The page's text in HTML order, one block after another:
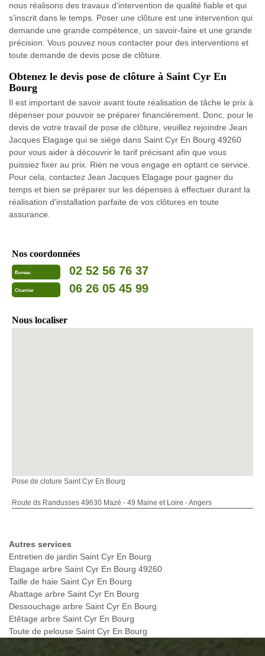
nous réalisons des travaux d’intervention de qualité fiable et qui
s’inscrit dans le temps. Poser une clôture est une intervention qui
demande une grande compétence, un savoir-faire et une grande
précision. Vous pouvez nous contacter pour des interventions et
toute demande de devis pose de clôture.
Obtenez le devis pose de clôture à Saint Cyr En
Bourg
Il est important de savoir avant toute réalisation de tâche le prix à
dépenser pour pouvoir se préparer financièrement. Donc, pour le
devis de votre travail de pose de clôture, veuillez rejoindre Jean
Jacques Elagage qui se siège dans Saint Cyr En Bourg 49260
pour vous aider à découvrir le tarif précisant afin que vous
puissiez fixer au prix. Rien ne vous engage en optant ce service.
Pour cela, contactez Jean Jacques Elagage pour gagner du
temps et bien se préparer sur les dépenses à effectuer durant la
réalisation d'installation parfaite de vos clôtures en toute
assurance.
Nos coordonnées
Bureau 02 52 56 76 37
Chantier 06 26 05 45 99
Nous localiser
Pose de cloture Saint Cyr En Bourg
Route ds Randusses 49630 Mazé - 49 Maine et Loire - Angers
Autres services
Entretien de jardin Saint Cyr En Bourg
Elagage arbre Saint Cyr En Bourg 49260
Taille de haie Saint Cyr En Bourg
Abattage arbre Saint Cyr En Bourg
Dessouchage arbre Saint Cyr En Bourg
Etêtage arbre Saint Cyr En Bourg
Toute de pelouse Saint Cyr En Bourg